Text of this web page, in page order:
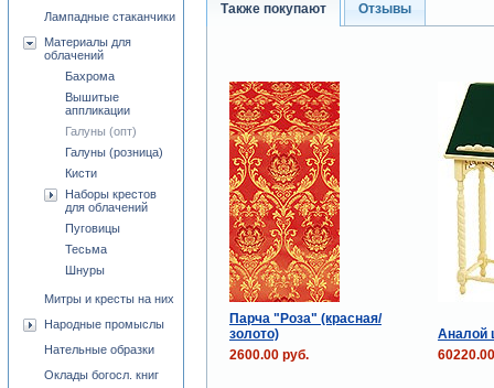
Также покупают Отзывы
Парча "Роза" (красная/
золото)
Аналой
2600.00 руб.
Лампадные стаканчики
Материалы для
облачений
Бахрома
Вышитые
аппликации
Галуны (опт)
Галуны (розница)
Кисти
Наборы крестов
для облачений
Пуговицы
Тесьма
Шнуры
Митры и кресты на них
Народные промыслы
Нательные образки
Оклады богосл. книг